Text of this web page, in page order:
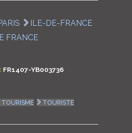
ILE-DE-FRANCE
FRANCE
FR1407-YB003736
TOURISME TOURISTE